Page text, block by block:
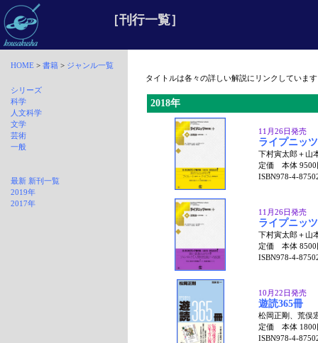
［刊行一覧］
HOME > 書籍 > ジャンル一覧
シリーズ
科学
人文科学
文学
芸術
一般
最新 新刊一覧
2019年
2017年
タイトルは各々の詳しい解説にリンクしていま
2018年
11月26日発売
ライプニッ
下村寅太郎＋山
定価 本体 9500
ISBN978-4-
11月26日発売
ライプニッ
下村寅太郎＋山
定価 本体 8500
ISBN978-4-
10月22日発売
遊読365冊
松岡正剛、荒俣
定価 本体 1800
ISBN978-4-